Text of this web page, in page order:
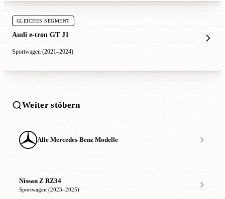
GLEICHES SEGMENT
Audi e-tron GT J1
Sportwagen (2021–2024)
Weiter stöbern
Alle Mercedes-Benz Modelle
Nissan Z RZ34
Sportwagen (2023–2025)